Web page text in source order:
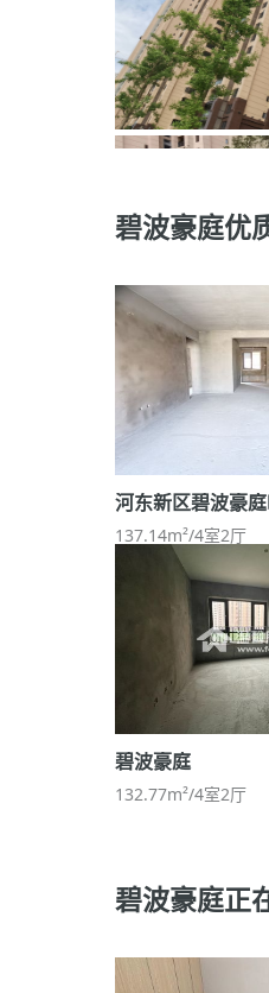
碧波豪庭优
137.14m²/4室2厅
碧波豪庭
132.77m²/4室2厅
碧波豪庭正